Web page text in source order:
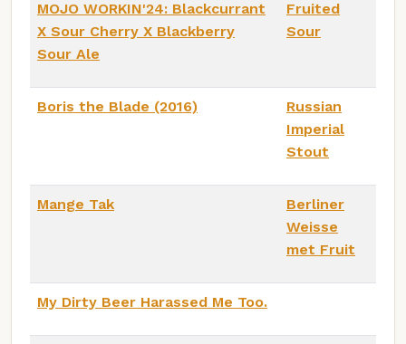
MOJO WORKIN'24: Blackcurrant
X Sour Cherry X Blackberry
Sour Ale
Fruited
Sour
Boris the Blade (2016)
Russian
Imperial
Stout
Mange Tak
Berliner
Weisse
met Fruit
My Dirty Beer Harassed Me Too.